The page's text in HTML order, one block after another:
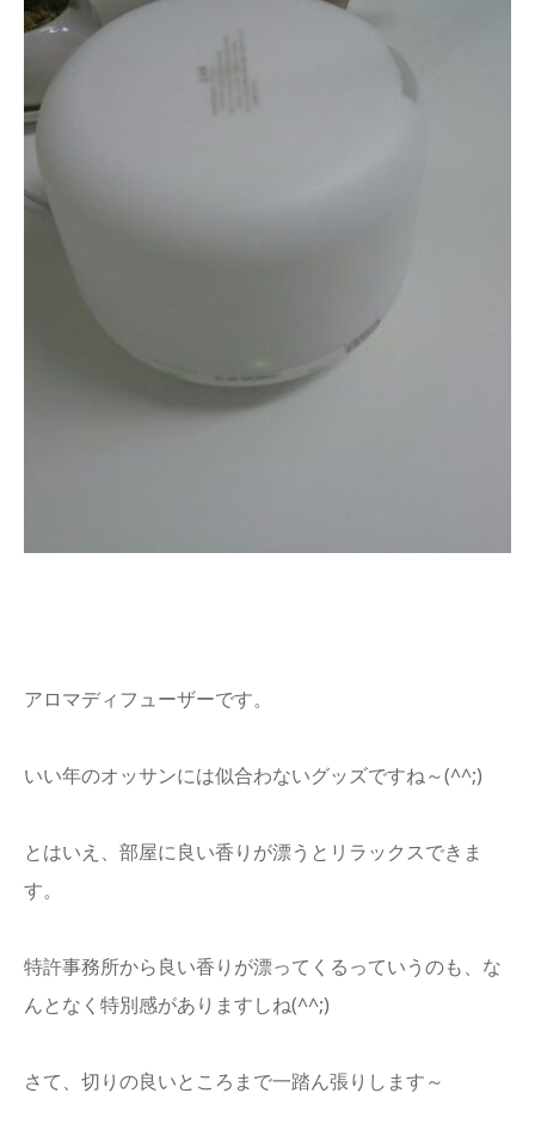
アロマディフューザーです。
いい年のオッサンには似合わないグッズですね～(^^;)
とはいえ、部屋に良い香りが漂うとリラックスできま
す。
特許事務所から良い香りが漂ってくるっていうのも、な
んとなく特別感がありますしね(^^;)
さて、切りの良いところまで一踏ん張りします～